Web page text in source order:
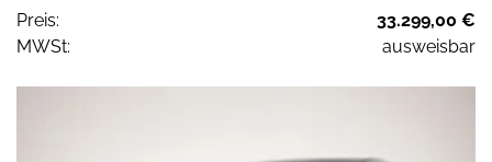
Preis:
33.299,00 €
MWSt:
ausweisbar